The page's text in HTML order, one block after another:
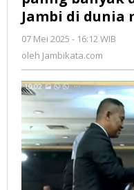
Jambi di dunia
07 Mei 2025 - 16:12 WIB
oleh Jambikata.com